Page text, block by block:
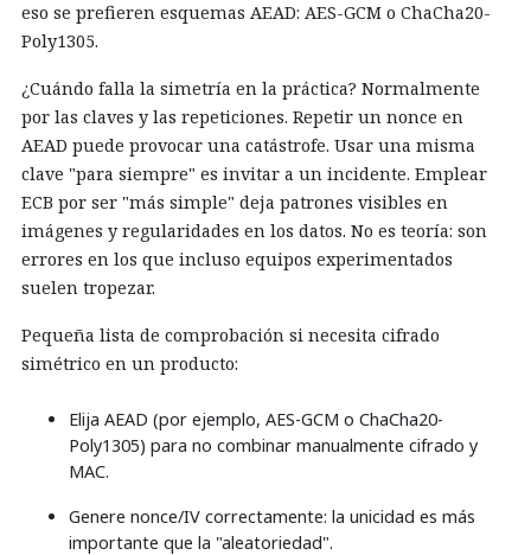
eso se prefieren esquemas AEAD: AES-GCM o ChaCha20-
Poly1305.
¿Cuándo falla la simetría en la práctica? Normalmente
por las claves y las repeticiones. Repetir un nonce en
AEAD puede provocar una catástrofe. Usar una misma
clave "para siempre" es invitar a un incidente. Emplear
ECB por ser "más simple" deja patrones visibles en
imágenes y regularidades en los datos. No es teoría: son
errores en los que incluso equipos experimentados
suelen tropezar.
Pequeña lista de comprobación si necesita cifrado
simétrico en un producto:
Elija AEAD (por ejemplo, AES-GCM o ChaCha20-
Poly1305) para no combinar manualmente cifrado y
MAC.
Genere nonce/IV correctamente: la unicidad es más
importante que la "aleatoriedad".